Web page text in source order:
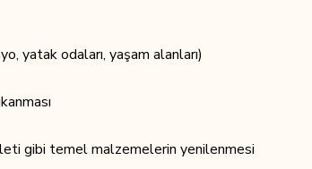
yatak odaları, yaşam alanları)
gibi temel malzemelerin yenilenmesi